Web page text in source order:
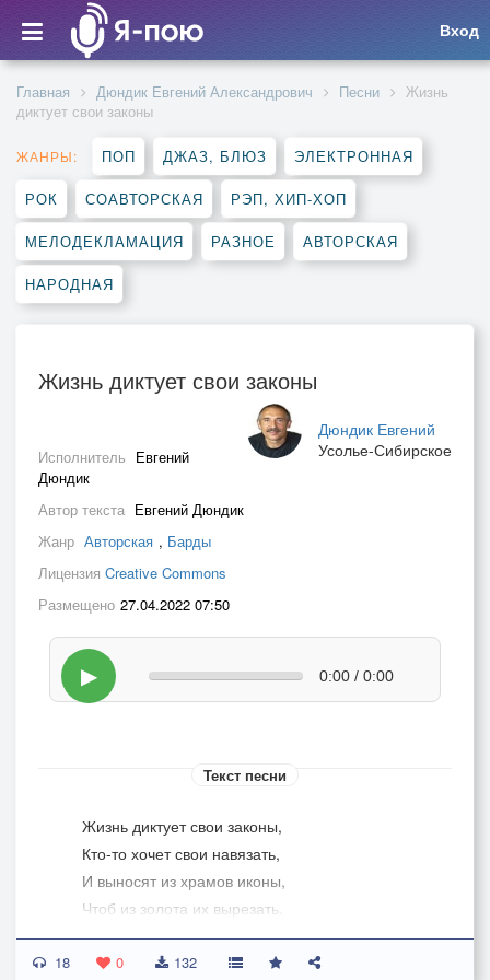
Вход
Главная Дюндик Евгений Александрович Песни
Жизнь
диктует свои законы
ЖАНРЫ: ПОП ДЖАЗ, БЛЮЗ ЭЛЕКТРОННАЯ
РОК СОАВТОРСКАЯ РЭП, ХИП-ХОП
МЕЛОДЕКЛАМАЦИЯ РАЗНОЕ АВТОРСКАЯ
НАРОДНАЯ
Жизнь диктует свои законы
Дюндик Евгений
Усолье-Сибирское
Исполнитель Евгений
Дюндик
Автор текста Евгений Дюндик
Жанр Авторская , Барды
Лицензия Creative Commons
Размещено 27.04.2022 07:50
▶ 0:00 / 0:00
Текст песни
Жизнь диктует свои законы,
Кто-то хочет свои навязать,
И выносят из храмов иконы,
Чтоб из золота их вырезать.
Факела, сатанинские флаги
И ножей беспощадная сталь.
18 0 132